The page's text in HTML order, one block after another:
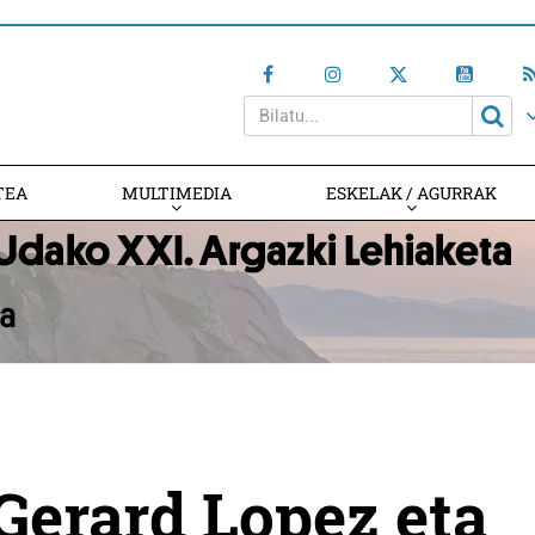
MULTIMEDIA ESKELAK / AGURRAK
Lopez eta